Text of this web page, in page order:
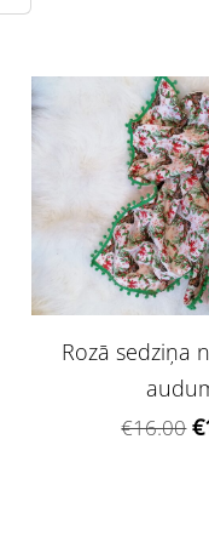
Rozā sedziņa
€16.00